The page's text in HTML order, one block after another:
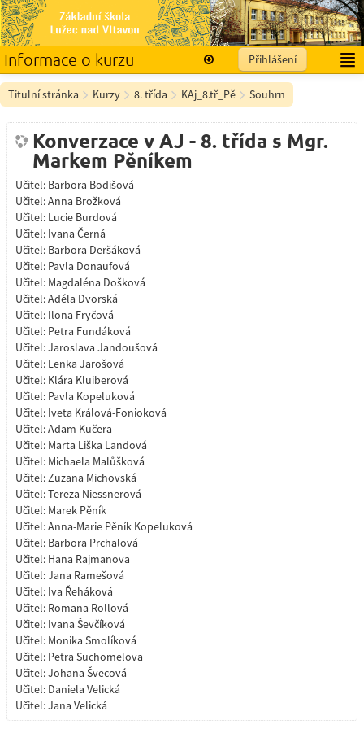
Informace o kurzu
Přihlášení
Čeština ‎(cs)‎
Titulní stránka Kurzy 8. třída KAj_8.tř_Pě Souhrn
Konverzace v AJ - 8. třída s Mgr.
Markem Pěníkem
Učitel: Barbora Bodišová
Učitel:Anna Brožková
Učitel: Lucie Burdová
Učitel: Ivana Černá
Učitel: Barbora Deršáková
Učitel: Pavla Donaufová
Učitel: Magdaléna Došková
Učitel:Adéla Dvorská
Učitel: Ilona Fryčová
Učitel: Petra Fundáková
Učitel:Jaroslava Jandoušová
Učitel: Lenka Jarošová
Učitel: Klára Kluiberová
Učitel: Pavla Kopeluková
Učitel: Iveta Králová-Fonioková
Učitel:Adam Kučera
Učitel: Marta Liška Landová
Učitel: Michaela Malůšková
Učitel:Zuzana Michovská
Učitel:Tereza Niessnerová
Učitel: Marek Pěník
Učitel:Anna-Marie Pěník Kopeluková
Učitel: Barbora Prchalová
Učitel: Hana Rajmanova
Učitel:Jana Ramešová
Učitel: Iva Řeháková
Učitel: Romana Rollová
Učitel: Ivana Ševčíková
Učitel: Monika Smolíková
Učitel: Petra Suchomelova
Učitel:Johana Švecová
Učitel: Daniela Velická
Učitel:Jana Velická